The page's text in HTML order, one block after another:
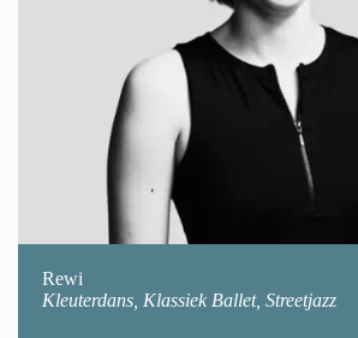
Rewi
Kleuterdans, Klassiek Ballet, Streetjazz